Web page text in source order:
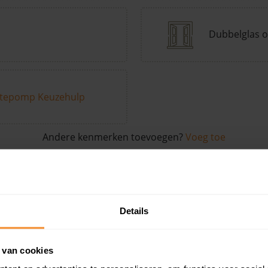
Details
cookies
Dubbelglas
Keuzehulp
Andere kenmerken toevoegen? Voeg toe
de buurt